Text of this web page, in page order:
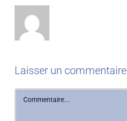
Laisser un commentaire
Commentaire